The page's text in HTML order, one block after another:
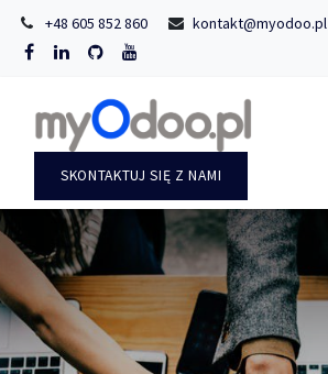
+48 605 852 860 kontakt@myodoo.pl
SKONTAKTUJ SIĘ Z NAMI